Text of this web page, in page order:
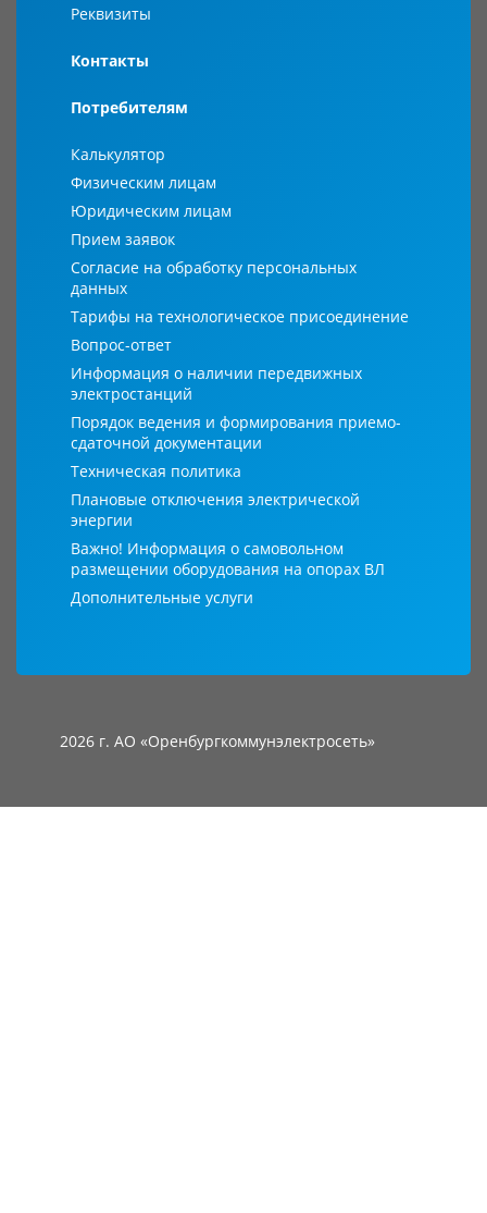
Реквизиты
Контакты
Потребителям
Калькулятор
Физическим лицам
Юридическим лицам
Прием заявок
Согласие на обработку персональных
данных
Тарифы на технологическое присоединение
Вопрос-ответ
Информация о наличии передвижных
электростанций
Порядок ведения и формирования приемо-
сдаточной документации
Техническая политика
Плановые отключения электрической
энергии
Важно! Информация о самовольном
размещении оборудования на опорах ВЛ
Дополнительные услуги
2026 г. АО «Оренбургкоммунэлектросеть»